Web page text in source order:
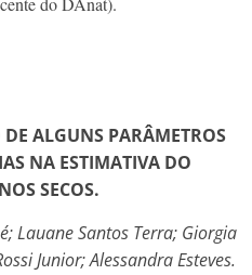
ALGUNS PARÂMETROS
NA ESTIMATIVA DO
SECOS.
Lauane Santos Terra; Giorgia
Junior; Alessandra Esteves.